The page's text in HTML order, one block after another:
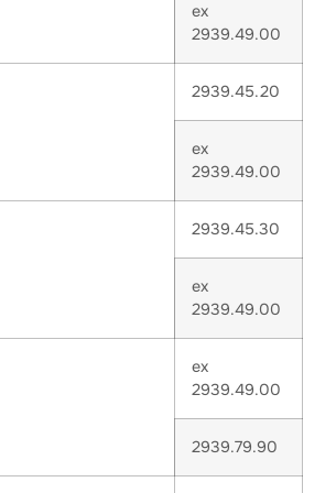
ex
2939.49.00
2939.45.20
ex
2939.49.00
2939.45.30
ex
2939.49.00
ex
2939.49.00
2939.79.90